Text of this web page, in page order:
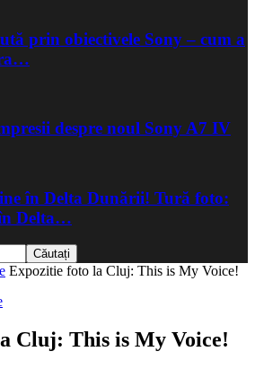
prin obiectivele Sony – cum a
despre noul Sony A7 IV
în Delta Dunării! Tură foto:
Delta…
Expozitie foto la Cluj: This is My Voice!
Cluj: This is My Voice!